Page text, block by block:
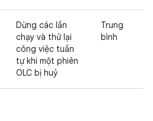
Dừng các lần
chạy và thử lại
công việc tuần
tự khi một phiên
OLC bị huỷ
Trung
bình